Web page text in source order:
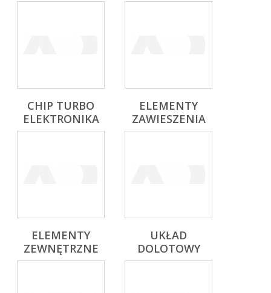
CHIP TURBO
ELEKTRONIKA
ELEMENTY
ZAWIESZENIA
ELEMENTY
ZEWNĘTRZNE
UKŁAD
DOLOTOWY